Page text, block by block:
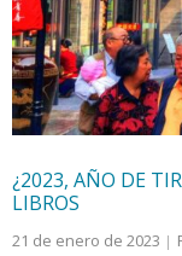
¿2023, AÑO DE
LIBROS
21 de enero de 2023